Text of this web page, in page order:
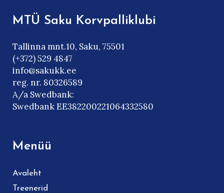
MTÜ Saku Korvpalliklubi
Tallinna mnt.10, Saku, 75501
(+372) 529 4847
info@sakukk.ee
reg. nr. 80326589
A/a Swedbank:
Swedbank EE382200221064332580
Menüü
Avaleht
Treenerid